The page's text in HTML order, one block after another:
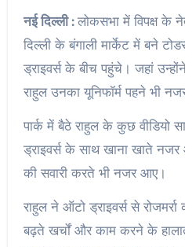
नई दिल्ली :लोकसभा में विपक्ष के
दिल्ली के बंगाली मार्केट में बने
ड्राइवर्स के बीच पहुंचे। जहां
राहुल उनका यूनिफॉर्म पहने भी
पार्क में बैठे राहुल के कुछ वीडियो
ड्राइवर्स के साथ खाना खाते
की सवारी करते भी नजर आए।
राहुल ने ऑटो ड्राइवर्स से
बढ़ते खर्चों और काम करने के